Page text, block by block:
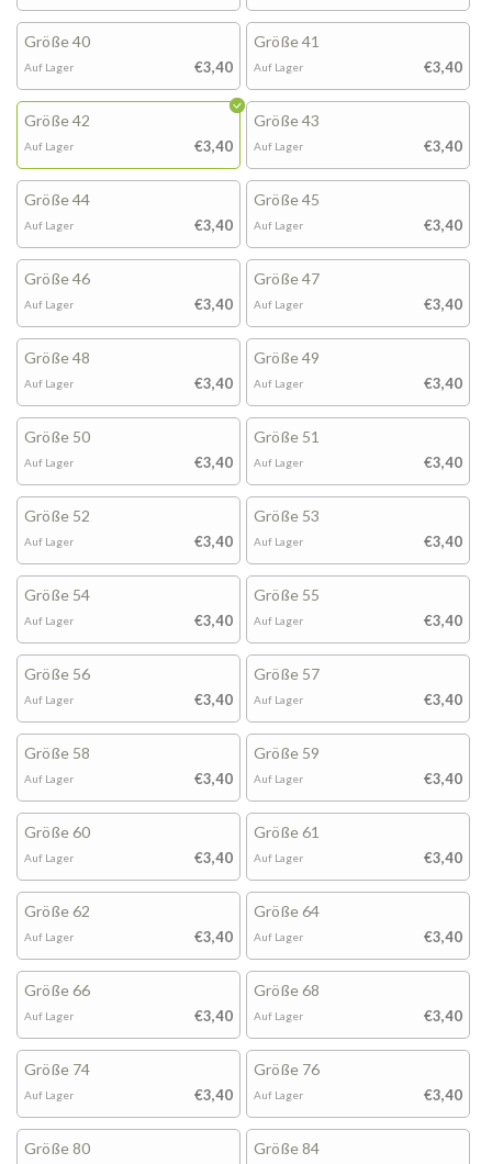
Größe 40
€3,40
Auf Lager
Größe 41
€3,40
Auf Lager
Größe 42
€3,40
Auf Lager
Größe 43
€3,40
Auf Lager
Größe 44
€3,40
Auf Lager
Größe 45
€3,40
Auf Lager
Größe 46
€3,40
Auf Lager
Größe 47
€3,40
Auf Lager
Größe 48
€3,40
Auf Lager
Größe 49
€3,40
Auf Lager
Größe 50
€3,40
Auf Lager
Größe 51
€3,40
Auf Lager
Größe 52
€3,40
Auf Lager
Größe 53
€3,40
Auf Lager
Größe 54
€3,40
Auf Lager
Größe 55
€3,40
Auf Lager
Größe 56
€3,40
Auf Lager
Größe 57
€3,40
Auf Lager
Größe 58
€3,40
Auf Lager
Größe 59
€3,40
Auf Lager
Größe 60
€3,40
Auf Lager
Größe 61
€3,40
Auf Lager
Größe 62
€3,40
Auf Lager
Größe 64
€3,40
Auf Lager
Größe 66
€3,40
Auf Lager
Größe 68
€3,40
Auf Lager
Größe 74
€3,40
Auf Lager
Größe 76
€3,40
Auf Lager
Größe 80 Größe 84